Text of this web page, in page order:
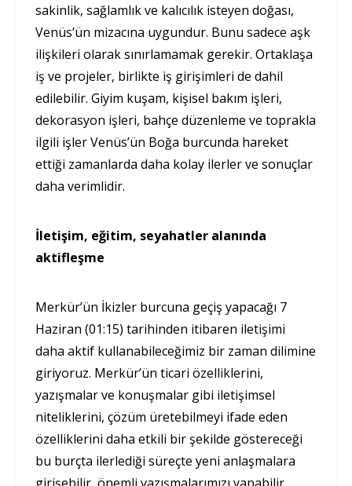
sakinlik, sağlamlık ve kalıcılık isteyen doğası,
Venüs’ün mizacına uygundur. Bunu sadece aşk
ilişkileri olarak sınırlamamak gerekir. Ortaklaşa
iş ve projeler, birlikte iş girişimleri de dahil
edilebilir. Giyim kuşam, kişisel bakım işleri,
dekorasyon işleri, bahçe düzenleme ve toprakla
ilgili işler Venüs’ün Boğa burcunda hareket
ettiği zamanlarda daha kolay ilerler ve sonuçlar
daha verimlidir.
İletişim, eğitim, seyahatler alanında
aktifleşme
Merkür’ün İkizler burcuna geçiş yapacağı 7
Haziran (01:15) tarihinden itibaren iletişimi
daha aktif kullanabileceğimiz bir zaman dilimine
giriyoruz. Merkür’ün ticari özelliklerini,
yazışmalar ve konuşmalar gibi iletişimsel
niteliklerini, çözüm üretebilmeyi ifade eden
özelliklerini daha etkili bir şekilde göstereceği
bu burçta ilerlediği süreçte yeni anlaşmalara